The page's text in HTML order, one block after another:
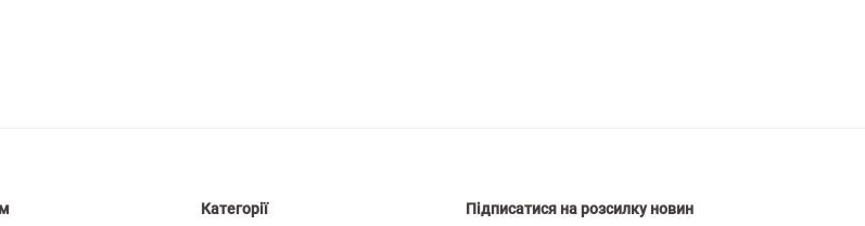
Категорії Підписатися на розсилку новин